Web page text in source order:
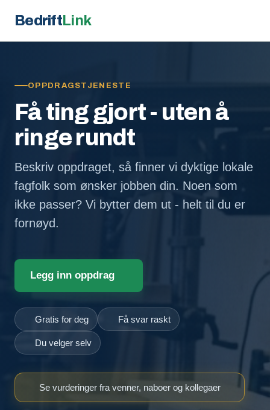
BedriftLink
OPPDRAGSTJENESTE
Få ting gjort - uten å
ringe rundt
Beskriv oppdraget, så finner vi dyktige lokale
fagfolk som ønsker jobben din. Noen som
ikke passer? Vi bytter dem ut - helt til du er
fornøyd.
Legg inn oppdrag
Gratis for deg Få svar raskt
Du velger selv
Se vurderinger fra venner, naboer og kollegaer